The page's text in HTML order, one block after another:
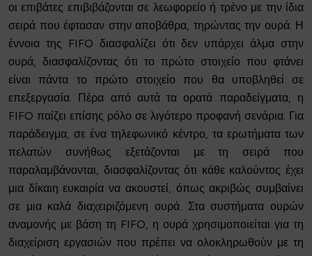
οι επιβάτες επιβιβάζονται σε λεωφορείο ή τρένο με την ίδια
σειρά που έφτασαν στην αποβάθρα, τηρώντας την ουρά. Η
έννοια της FIFO διασφαλίζει ότι δεν υπάρχει άλμα στην
ουρά, διασφαλίζοντας ότι το πρώτο στοιχείο που φτάνει
είναι πάντα το πρώτο στοιχείο που θα υποβληθεί σε
επεξεργασία. Πέρα από αυτά τα ορατά παραδείγματα, η
FIFO παίζει επίσης ρόλο σε λιγότερο προφανή σενάρια. Για
παράδειγμα, σε ένα τηλεφωνικό κέντρο, τα ερωτήματα των
πελατών συνήθως εξετάζονται με τη σειρά που
παραλαμβάνονται, διασφαλίζοντας ότι κάθε καλούντος έχει
μια δίκαιη ευκαιρία να ακουστεί, όπως ακριβώς συμβαίνει
σε μια καλά διαχειριζόμενη ουρά. Στα συστήματα ουρών
αναμονής με βάση τη FIFO, η ουρά χρησιμοποιείται για τη
διαχείριση εργασιών που πρέπει να ολοκληρωθούν με τη